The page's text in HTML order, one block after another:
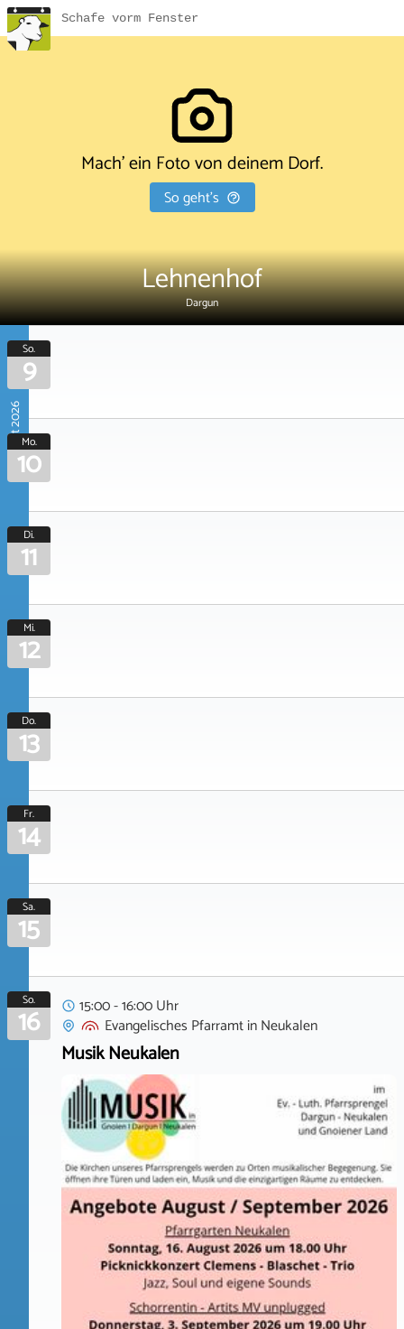
Schafe vorm Fenster
Mach' ein Foto von deinem Dorf.
So geht's
Lehnenhof
Dargun
August 2026
So.
9
Mo.
10
Di.
11
Mi.
12
Do.
13
Fr.
14
Sa.
15
So.
16
15:00 - 16:00 Uhr
Evangelisches PfarramtinNeukalen
Musik Neukalen